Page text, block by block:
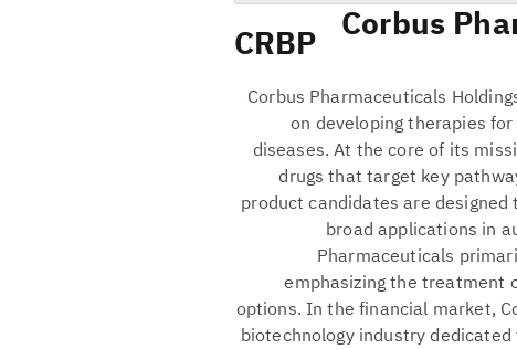
Corbus
CRBP
Corbus Pharmaceuticals
on developing therapies
diseases. At the core of its
drugs that target key
product candidates are
broad applications in
Pharmaceuticals
emphasizing the treatment
options. In the financial market,
biotechnology industry